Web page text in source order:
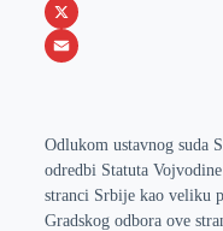
b
o
s
e
e
r
n
k
I
n
i
b
W
h
s
A
p
X
a
i
l
Odlukom ustavnog suda
odredbi Statuta
stranci Srbije kao veliku
Gradskog odbora ove